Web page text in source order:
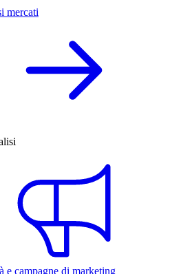
mercati
e campagne di marketing